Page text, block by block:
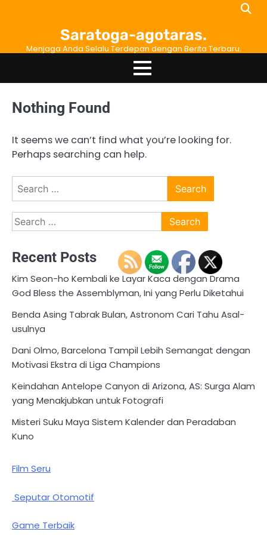
Saratoga-agotaras.
Menjaga Anda Selalu Terdepan dengan Berita Terbaru.
Nothing Found
It seems we can’t find what you’re looking for.
Perhaps searching can help.
Search
for:
Search
for:
Recent Posts
Kim Seon-ho Kembali ke Layar Kaca dengan Drama
God Bless the Assemblyman, Ini yang Perlu Diketahui
Benda Asing Tabrak Bulan, Astronom Cari Tahu Asal-
usulnya
Dani Olmo, Barcelona Tampil Lebih Semangat dengan
Motivasi Ekstra di Liga Champions
Keindahan Antelope Canyon di Arizona, AS: Surga Alam
yang Menakjubkan untuk Fotografi
Misteri Suku Maya Sistem Kalender dan Peradaban
Kuno
Film Seru
Seputar Otomotif
Game Terbaik